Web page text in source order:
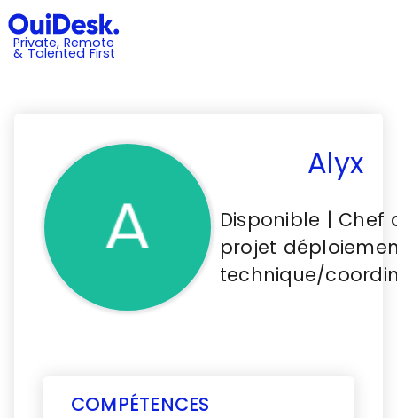
Private, Remote
& Talented First
Alyx
Disponible | Chef
projet
technique/
COMPÉTENCES